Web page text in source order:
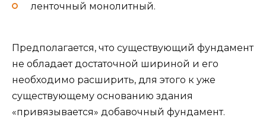
ленточный монолитный.
Предполагается, что существующий фундамент
не обладает достаточной шириной и его
необходимо расширить, для этого к уже
существующему основанию здания
«привязывается» добавочный фундамент.